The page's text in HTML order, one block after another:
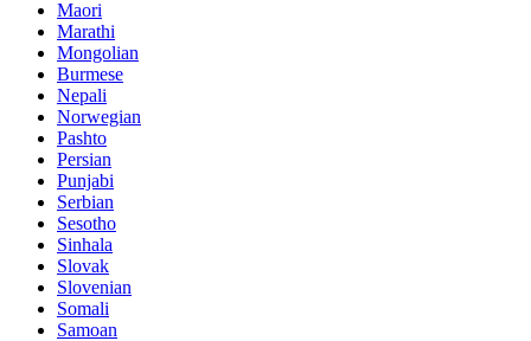
Maori
Marathi
Mongolian
Burmese
Nepali
Norwegian
Pashto
Persian
Punjabi
Serbian
Sesotho
Sinhala
Slovak
Slovenian
Somali
Samoan